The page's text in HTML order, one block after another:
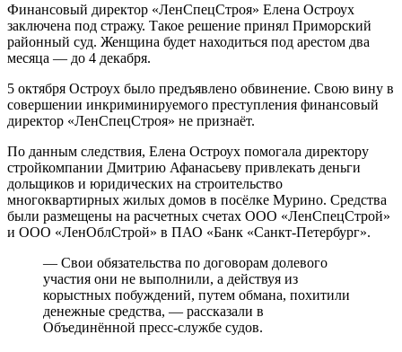
Финансовый директор «ЛенСпецСтроя» Елена Остроух
заключена под стражу. Такое решение принял Приморский
районный суд. Женщина будет находиться под арестом два
месяца — до 4 декабря.
5 октября Остроух было предъявлено обвинение. Свою вину в
совершении инкриминируемого преступления финансовый
директор «ЛенСпецСтроя» не признаёт.
По данным следствия, Елена Остроух помогала директору
стройкомпании Дмитрию Афанасьеву привлекать деньги
дольщиков и юридических на строительство
многоквартирных жилых домов в посёлке Мурино. Средства
были размещены на расчетных счетах ООО «ЛенСпецСтрой»
и ООО «ЛенОблСтрой» в ПАО «Банк «Санкт-Петербург».
— Свои обязательства по договорам долевого
участия они не выполнили, а действуя из
корыстных побуждений, путем обмана, похитили
денежные средства, — рассказали в
Объединённой пресс-службе судов.